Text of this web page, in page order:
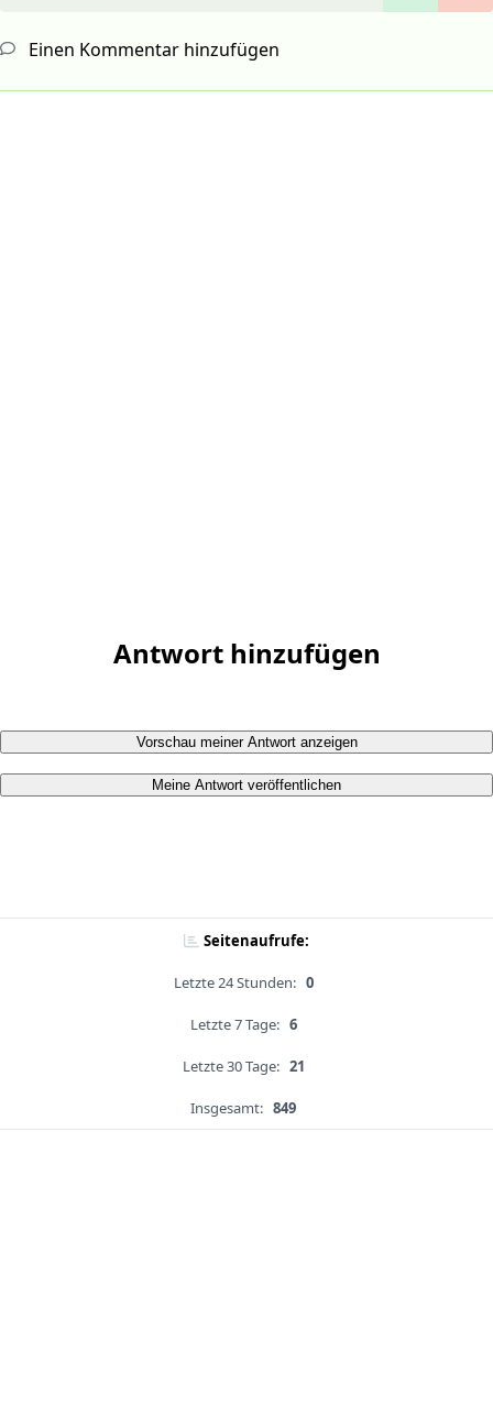
Einen Kommentar hinzufügen
Antwort hinzufügen
Vorschau meiner Antwort anzeigen
Meine Antwort veröffentlichen
Seitenaufrufe:
Letzte 24 Stunden: 0
Letzte 7 Tage: 6
Letzte 30 Tage: 21
Insgesamt: 849